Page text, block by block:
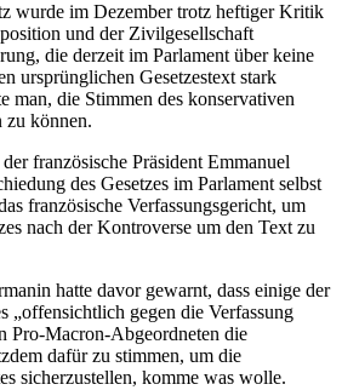
wurde im Dezember trotz heftiger Kritik
und der Zivilgesellschaft
die derzeit im Parlament über keine
ursprünglichen Gesetzestext stark
man, die Stimmen des konservativen
zu können.
französische Präsident Emmanuel
des Gesetzes im Parlament selbst
französische Verfassungsgericht, um
nach der Kontroverse um den Text zu
hatte davor gewarnt, dass einige der
„offensichtlich gegen die Verfassung
Pro-Macron-Abgeordneten die
dafür zu stimmen, um die
sicherzustellen, komme was wolle.